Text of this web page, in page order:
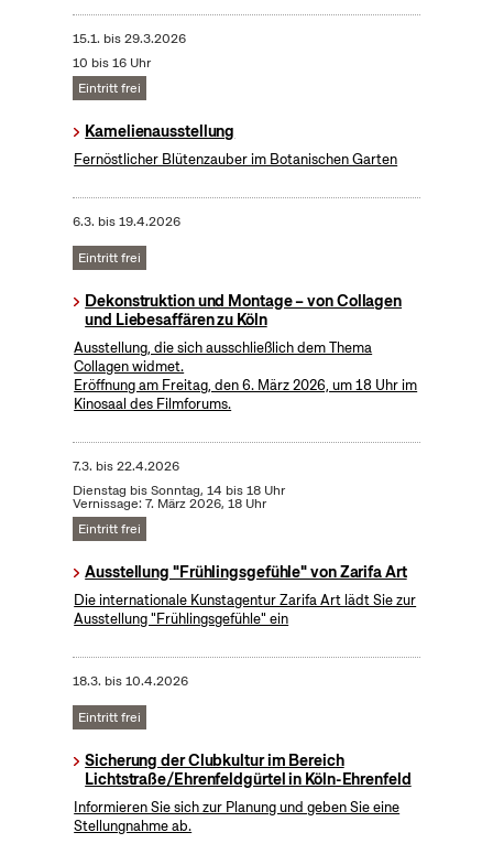
15.1. bis29.3.2026
10 bis 16 Uhr
Eintritt frei
Kamelienausstellung
Fernöstlicher Blütenzauber im Botanischen Garten
6.3. bis19.4.2026
Eintritt frei
Dekonstruktion und Montage – von Collagen
und Liebesaffären zu Köln
Ausstellung, die sich ausschließlich dem Thema
Collagen widmet.
Eröffnung am Freitag, den 6. März 2026, um 18 Uhr im
Kinosaal des Filmforums.
7.3. bis22.4.2026
Dienstag bis Sonntag, 14 bis 18 Uhr
Vernissage: 7. März 2026, 18 Uhr
Eintritt frei
Ausstellung "Frühlingsgefühle" von Zarifa Art
Die internationale Kunstagentur Zarifa Art lädt Sie zur
Ausstellung "Frühlingsgefühle" ein
18.3. bis10.4.2026
Eintritt frei
Sicherung der Clubkultur im Bereich
Lichtstraße/Ehrenfeldgürtel in Köln-Ehrenfeld
Informieren Sie sich zur Planung und geben Sie eine
Stellungnahme ab.